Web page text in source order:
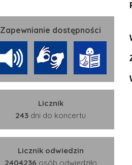
Zapewnianie dostępności
Licznik
243 dni do koncertu
Licznik odwiedzin
2404236 osób odwiedziło